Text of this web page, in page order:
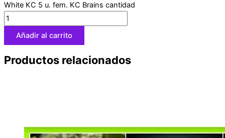
White KC 5 u. fem. KC Brains cantidad
Añadir al carrito
Productos relacionados